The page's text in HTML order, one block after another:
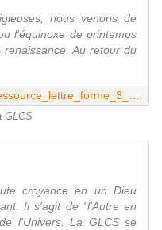
nous venons de
l'équinoxe de printemps
Au retour du
GLCS
croyance en un Dieu
Il s'agit de "l'Autre en
l'Univers. La GLCS se